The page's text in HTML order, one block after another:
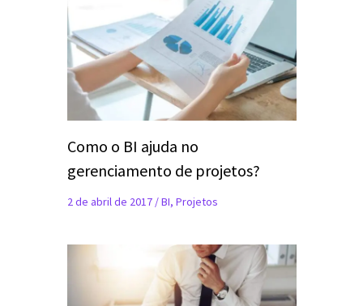
Como o BI ajuda no
gerenciamento de projetos?
2 de abril de 2017 /BI, Projetos